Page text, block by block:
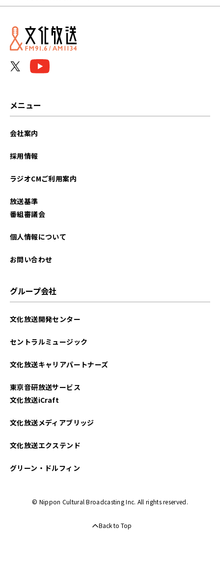
メニュー
会社案内
採用情報
ラジオCMご利用案内
放送基準
番組審議会
個人情報について
お問い合わせ
グループ会社
文化放送開発センター
セントラルミュージック
文化放送キャリアパートナーズ
東京音研放送サービス
文化放送iCraft
文化放送メディアブリッジ
文化放送エクステンド
グリーン・ドルフィン
© Nippon Cultural Broadcasting Inc. All rights reserved.
Back to Top